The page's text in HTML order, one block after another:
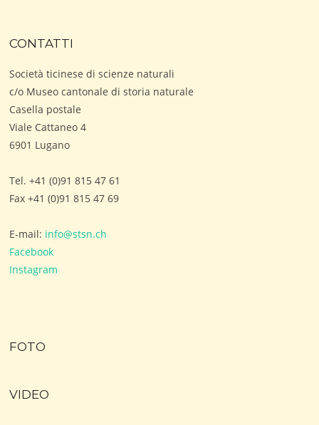
CONTATTI
Società ticinese di scienze naturali
c/o Museo cantonale di storia naturale
Casella postale
Viale Cattaneo 4
6901 Lugano
Tel. +41 (0)91 815 47 61
Fax +41 (0)91 815 47 69
E-mail: info@stsn.ch
Facebook
Instagram
FOTO
VIDEO